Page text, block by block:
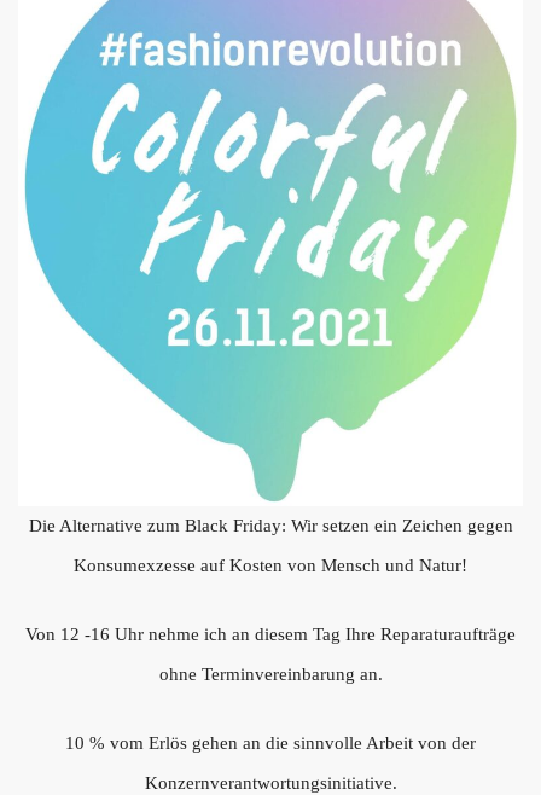
Die Alternative zum Black Friday: Wir setzen ein Zeichen gegen
Konsumexzesse auf Kosten von Mensch und Natur!
Von 12 -16 Uhr nehme ich an diesem Tag Ihre Reparaturaufträge
ohne Terminvereinbarung an.
10 % vom Erlös gehen an die sinnvolle Arbeit von der
Konzernverantwortungsinitiative.